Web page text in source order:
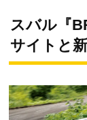
スバル『
サイトと